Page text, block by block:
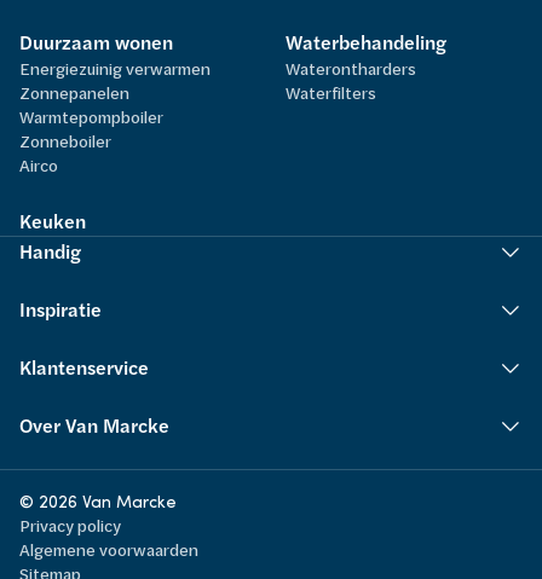
Duurzaam wonen
Energiezuinig verwarmen
Zonnepanelen
Warmtepompboiler
Zonneboiler
Airco
Waterbehandeling
Waterontharders
Waterfilters
Keuken
Handig
Inspiratie
Klantenservice
Over Van Marcke
© 2026 Van Marcke
Privacy policy
Algemene voorwaarden
Sitemap